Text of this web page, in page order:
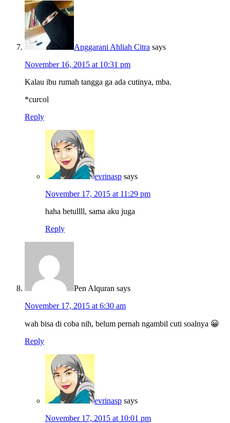
Anggarani Ahliah Citra says
November 16, 2015 at 10:31 pm
Kalau ibu rumah tangga ga ada cutinya, mba.
*curcol
Reply
evrinasp says
November 17, 2015 at 11:29 pm
haha betullll, sama aku juga
Reply
Pen Alquran says
November 17, 2015 at 6:30 am
wah bisa di coba nih, belum pernah ngambil cuti soalnya 😀
Reply
evrinasp says
November 17, 2015 at 10:01 pm